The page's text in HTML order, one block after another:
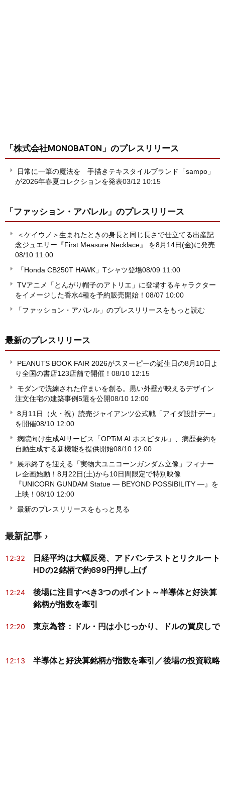
「株式会社MONOBATON」 のプレスリリース
日常に一筆の魔法を 手描きテキスタイルブランド「sampo」
が2026年春夏コレクションを発表03/12 10:15
「ファッション・アパレル」 のプレスリリース
＜ケイウノ＞生まれたときの身長と同じ長さで仕立てる出産記
念ジュエリー『First Measure Necklace』 を8月14日(金)に発売
08/10 11:00
「Honda CB250T HAWK」Tシャツ登場08/09 11:00
TVアニメ「とんがり帽子のアトリエ」に登場するキャラクター
をイメージした香水4種を予約販売開始！ 08/07 10:00
「ファッション・アパレル」のプレスリリースをもっと読む
最新のプレスリリース
PEANUTS BOOK FAIR 2026がスヌーピーの誕生日の8月10日よ
り全国の書店123店舗で開催！ 08/10 12:15
モダンで洗練された佇まいを創る。黒い外壁が映えるデザイン
注文住宅の建築事例5選を公開08/10 12:00
8月11日（火・祝）読売ジャイアンツ公式戦「アイダ設計デー」
を開催08/10 12:00
病院向け生成AIサービス「OPTiM AI ホスピタル」、病歴要約を
自動生成する新機能を提供開始08/10 12:00
展示終了を迎える「実物大ユニコーンガンダム立像」フィナー
レ企画始動！8月22日(土)から10日間限定で特別映像
『UNICORN GUNDAM Statue ― BEYOND POSSIBILITY ―』を
上映！ 08/10 12:00
最新のプレスリリースをもっと見る
最新記事
12:32
日経平均は大幅反発、アドバンテストとリクルート
HDの2銘柄で約699円押し上げ
12:24
後場に注目すべき3つのポイント～半導体と好決算
銘柄が指数を牽引
12:20 東京為替：ドル・円は小じっかり、ドルの買戻しで
12:13 半導体と好決算銘柄が指数を牽引／後場の投資戦略